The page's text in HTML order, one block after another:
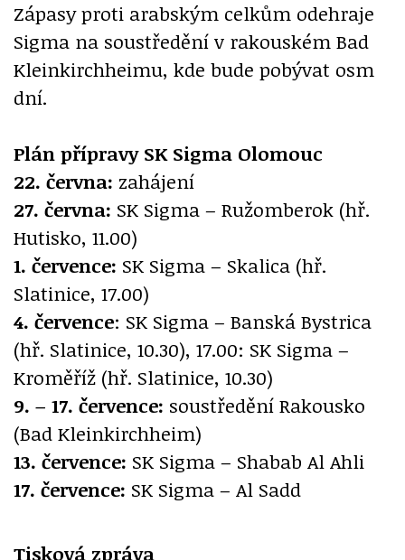
Zápasy proti arabským celkům odehraje
Sigma na soustředění v rakouském Bad
Kleinkirchheimu, kde bude pobývat osm
dní.
Plán přípravy SK Sigma Olomouc
22. června: zahájení
27. června: SK Sigma – Ružomberok (hř.
Hutisko, 11.00)
1. července: SK Sigma – Skalica (hř.
Slatinice, 17.00)
4. července: SK Sigma – Banská Bystrica
(hř. Slatinice, 10.30), 17.00: SK Sigma –
Kroměříž (hř. Slatinice, 10.30)
9. – 17. července: soustředění Rakousko
(Bad Kleinkirchheim)
13. července: SK Sigma – Shabab Al Ahli
17. července: SK Sigma – Al Sadd
Tisková zpráva